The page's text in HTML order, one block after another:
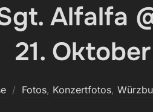
Alfalfa
21.
Fotos, Konzertfotos,